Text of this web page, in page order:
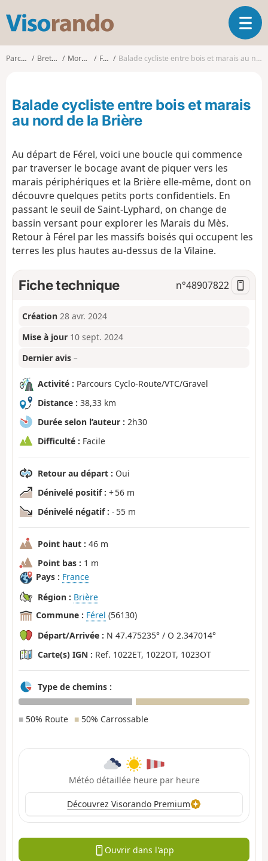
s
o
d
o
O
u
l
g
n
Parcours Bretagne Morbihan Férel Balade cycliste entre bois et marais au nord de la Brière
Balade cycliste entre bois et marais
au nord de la Brière
Au départ de Férel, voici une boucle qui commence
par traverser le bocage avant de piquer vers les
marais périphériques et la Brière elle-même, dont on
découvre quelques petits ports confidentiels. En
passant le seuil de Saint-Lyphard, on change de
bassin versant pour explorer les Marais du Mès.
Retour à Férel par les massifs boisés qui occupent les
terres les plus hautes au-dessus de la Vilaine.
Fiche technique n°48907822
Création 28 avr. 2024
Mise à jour 10 sept. 2024
Dernier avis –
Activité : Parcours Cyclo-Route/VTC/Gravel
Distance : 38,33 km
Durée selon l’auteur : 2h30
Difficulté : Facile
Retour au départ : Oui
Dénivelé positif : + 56 m
Dénivelé négatif : - 55 m
Point haut : 46 m
Point bas : 1 m
Pays : France
Région : Brière
Commune : Férel (56130)
Départ/Arrivée : N 47.475235° / O 2.347014°
Carte(s) IGN : Ref. 1022ET, 1022OT, 1023OT
Type de chemins :
■ 50% Route ■ 50% Carrossable
Météo détaillée heure par heure
Découvrez Visorando Premium
Ouvrir dans l'app